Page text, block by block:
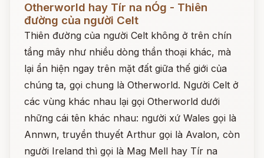
Otherworld hay Tír na nÓg - Thiên
đường của người Celt
Thiên đường của người Celt không ở trên chín
tầng mây như nhiều dòng thần thoại khác, mà
lại ẩn hiện ngay trên mặt đất giữa thế giới của
chúng ta, gọi chung là Otherworld. Người Celt ở
các vùng khác nhau lại gọi Otherworld dưới
những cái tên khác nhau: người xứ Wales gọi là
Annwn, truyền thuyết Arthur gọi là Avalon, còn
người Ireland thì gọi là Mag Mell hay Tír na